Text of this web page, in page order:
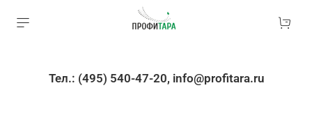
Тел.: (495) 540-47-20, info@profitara.ru